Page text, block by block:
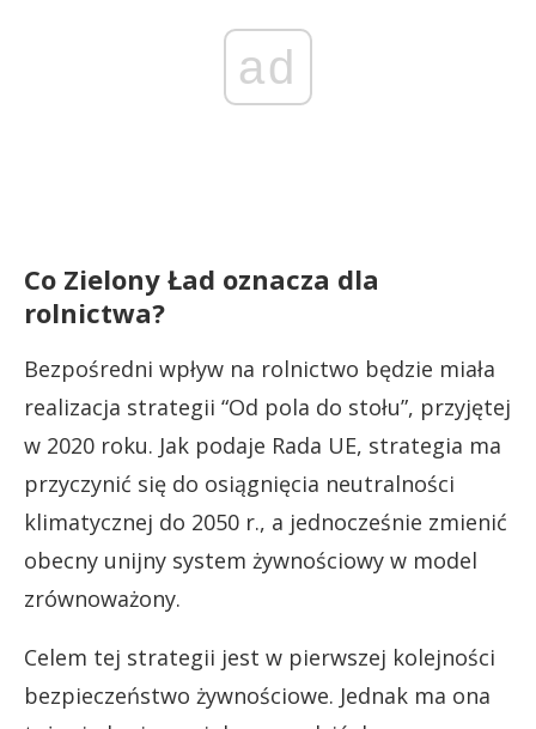
ad
Co Zielony Ład oznacza dla
rolnictwa?
Bezpośredni wpływ na rolnictwo będzie miała
realizacja strategii “Od pola do stołu”, przyjętej
w 2020 roku. Jak podaje Rada UE, strategia ma
przyczynić się do osiągnięcia neutralności
klimatycznej do 2050 r., a jednocześnie zmienić
obecny unijny system żywnościowy w model
zrównoważony.
Celem tej strategii jest w pierwszej kolejności
bezpieczeństwo żywnościowe. Jednak ma ona